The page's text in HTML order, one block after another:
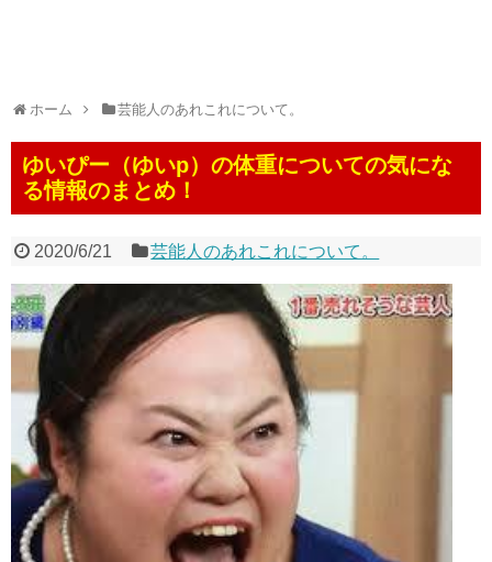
ホーム 芸能人のあれこれについて。
ゆいぴー（ゆいp）の体重についての気にな
る情報のまとめ！
2020/6/21 芸能人のあれこれについて。